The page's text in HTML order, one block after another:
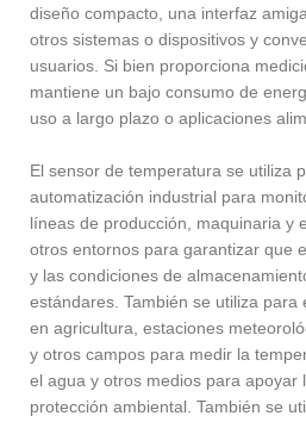
diseño compacto, una interfaz
otros sistemas o dispositivos y
usuarios. Si bien proporciona
mantiene un bajo consumo de
uso a largo plazo o aplicaciones
El sensor de temperatura se utiliza
automatización industrial para
líneas de producción, maquinaria y
otros entornos para garantizar que
y las condiciones de
estándares. También se utiliza para
en agricultura, estaciones
y otros campos para medir la
el agua y otros medios para apoyar
protección ambiental. También se